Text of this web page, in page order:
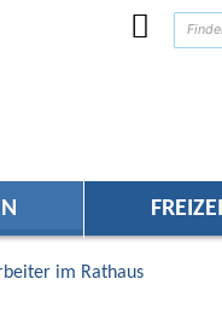
im Rathaus